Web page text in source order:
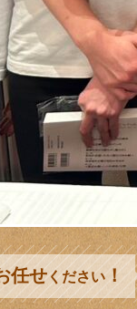
任せ ください ！